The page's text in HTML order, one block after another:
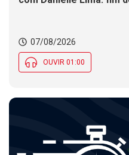
07/08/2026
OUVIR 01:00